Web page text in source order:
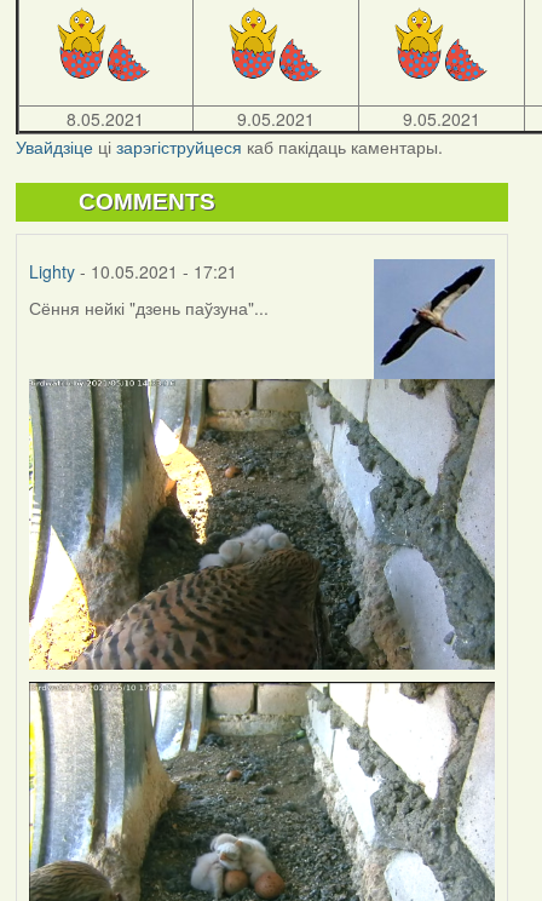
8.05.2021 9.05.2021
9.05.2021
Увайдзіцеці зарэгіструйцеся каб пакідаць каментары.
COMMENTS
Lighty- 10.05.2021 - 17:21
Сёння нейкі "дзень паўзуна"...